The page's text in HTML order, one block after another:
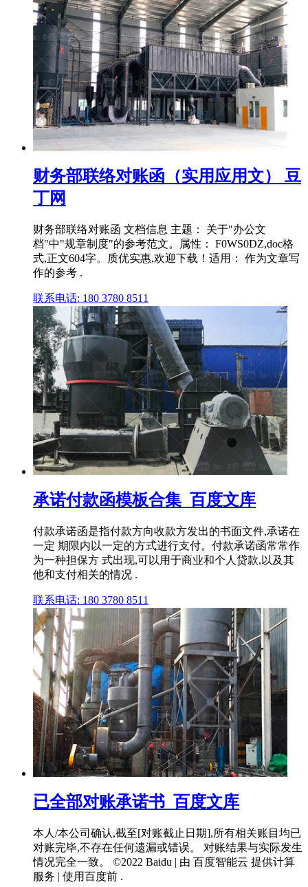
财务部联络对账函（实用应用文） 豆
丁网
财务部联络对账函 文档信息 主题： 关于"办公文
档"中"规章制度"的参考范文。属性： F0WS0DZ,doc格
式,正文604字。质优实惠,欢迎下载！适用： 作为文章写
作的参考 .
联系电话: 180 3780 8511
承诺付款函模板合集_百度文库
付款承诺函是指付款方向收款方发出的书面文件,承诺在
一定 期限内以一定的方式进行支付。付款承诺函常常作
为一种担保方 式出现,可以用于商业和个人贷款,以及其
他和支付相关的情况 .
联系电话: 180 3780 8511
已全部对账承诺书_百度文库
本人/本公司确认,截至[对账截止日期],所有相关账目均已
对账完毕,不存在任何遗漏或错误。 对账结果与实际发生
情况完全一致。 ©2022 Baidu | 由 百度智能云 提供计算
服务 | 使用百度前 .